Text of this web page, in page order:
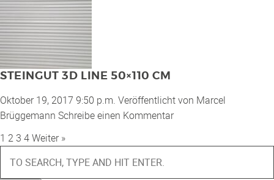
STEINGUT 3D LINE 50×110 CM
Oktober 19, 2017 9:50 p.m. Veröffentlicht von Marcel
Brüggemann Schreibe einen Kommentar
1 23 4Weiter »